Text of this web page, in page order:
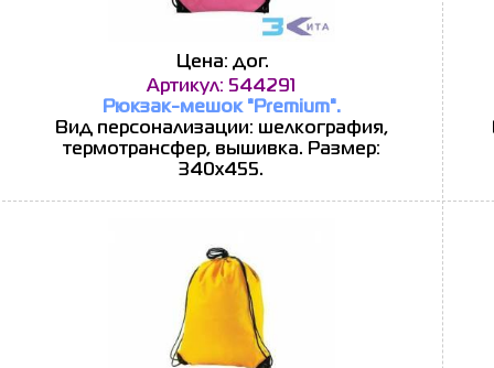
Цена: дог.
Артикул: 544291
Рюкзак-мешок "Premium".
Вид персонализации: шелкография,
термотрансфер, вышивка. Размер:
340х455.